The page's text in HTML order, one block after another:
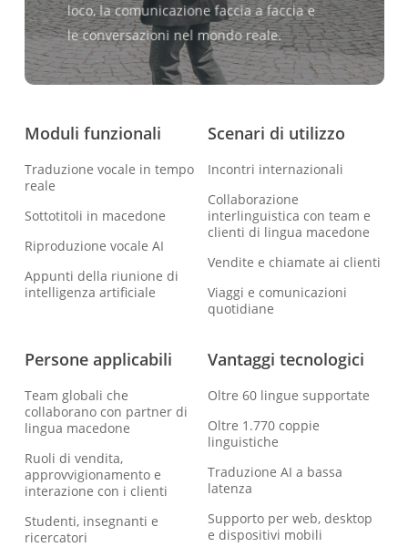
loco, la comunicazione faccia a faccia e
le conversazioni nel mondo reale.
Moduli funzionali
Traduzione vocale in tempo
reale
Sottotitoli in macedone
Riproduzione vocale AI
Appunti della riunione di
intelligenza artificiale
Scenari di utilizzo
Incontri internazionali
Collaborazione
interlinguistica con team e
clienti di lingua macedone
Vendite e chiamate ai clienti
Viaggi e comunicazioni
quotidiane
Persone applicabili
Team globali che
collaborano con partner di
lingua macedone
Ruoli di vendita,
approvvigionamento e
interazione con i clienti
Studenti, insegnanti e
ricercatori
Vantaggi tecnologici
Oltre 60 lingue supportate
Oltre 1.770 coppie
linguistiche
Traduzione AI a bassa
latenza
Supporto per web, desktop
e dispositivi mobili